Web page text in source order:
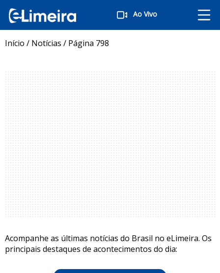
Ao Vivo
Início / Notícias / Página 798
Acompanhe as últimas notícias do Brasil no eLimeira. Os
principais destaques de acontecimentos do dia: